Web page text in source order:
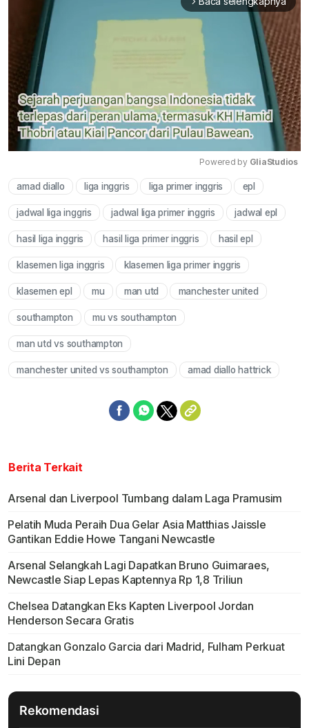
arrow_forward_ios
Mute
Powered by GliaStudios
amad diallo liga inggris liga primer inggris epl
jadwal liga inggris jadwal liga primer inggris jadwal epl
hasil liga inggris hasil liga primer inggris hasil epl
klasemen liga inggris klasemen liga primer inggris
klasemen epl mu man utd manchester united
southampton mu vs southampton
man utd vs southampton
manchester united vs southampton amad diallo hattrick
Berita Terkait
Arsenal dan Liverpool Tumbang dalam Laga Pramusim
Pelatih Muda Peraih Dua Gelar Asia Matthias Jaissle
Gantikan Eddie Howe Tangani Newcastle
Arsenal Selangkah Lagi Dapatkan Bruno Guimaraes,
Newcastle Siap Lepas Kaptennya Rp 1,8 Triliun
Chelsea Datangkan Eks Kapten Liverpool Jordan
Henderson Secara Gratis
Datangkan Gonzalo Garcia dari Madrid, Fulham Perkuat
Lini Depan
Rekomendasi